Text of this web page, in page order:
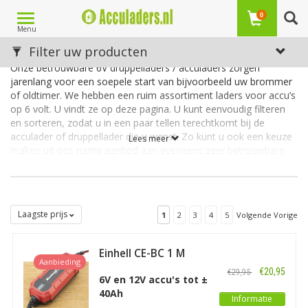
Toggle
navigation
Menu
0
Acculaders 6 Volt
Onze betrouwbare 6V druppelladers / acculaders zorgen
jarenlang voor een soepele start van bijvoorbeeld uw brommer
of oldtimer. We hebben een ruim assortiment laders voor accu’s
op 6 volt. U vindt ze op deze pagina. U kunt eenvoudig filteren
en sorteren, zodat u in een paar tellen terechtkomt bij de
acculader of druppellader die u wenst. Zo kunt u ook een keuze
Onze laders voor zowel 6V, 12V als 24V accu’s kenmerken zich
door een mooie, gunstige verhouding prijs-kwaliteit.
Optimate en CTEK .
Advies over uw acculader?
U treft bij ons de beste acculaders, die doorgaans geschikt zijn
voor bijna alle soorten loodaccu’s (NAT, MF, Ca/Ca, AGM en
Lees meer
Filter uw producten
Laagste prijs 1 2 3 4 5 Volgende Vorige
Aanbieding
Einhell CE-BC 1 M
Druppellader
6V en 12V accu's tot ±
40Ah
€29,95 €20,95
Informatie